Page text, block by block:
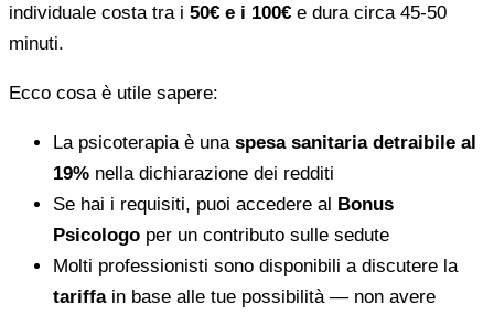
individuale costa tra i 50€ e i 100€ e dura circa 45-50
minuti.
Ecco cosa è utile sapere:
La psicoterapia è una spesa sanitaria detraibile al
19% nella dichiarazione dei redditi
Se hai i requisiti, puoi accedere al Bonus
Psicologo per un contributo sulle sedute
Molti professionisti sono disponibili a discutere la
tariffain base alle tue possibilità — non avere